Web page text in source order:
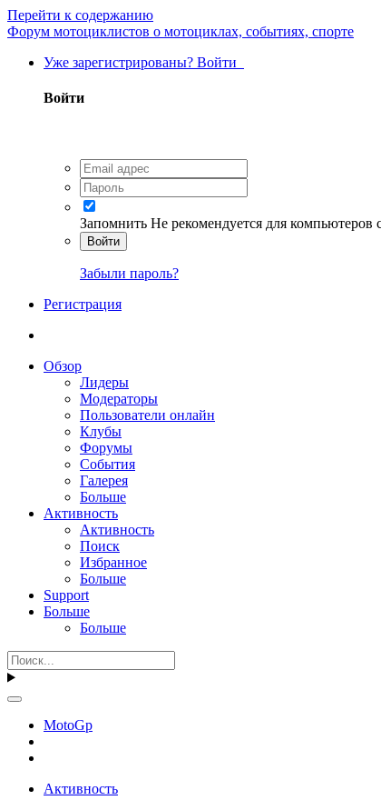
Перейти к содержанию
Форум мотоциклистов о мотоциклах, событиях, спорте
Уже зарегистрированы? Войти
Войти
Запомнить Не рекомендуется для
Войти
Забыли пароль?
Регистрация
Обзор
Лидеры
Модераторы
Пользователи онлайн
Клубы
Форумы
События
Галерея
Больше
Активность
Активность
Поиск
Избранное
Больше
Support
Больше
Больше
MotoGp
Активность